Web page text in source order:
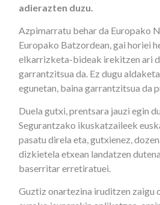
adierazten duzu.
Azpimarratu behar da Europako
Europako Batzordean, gai horiei
elkarrizketa-bideak irekitzen ari
garrantzitsua da. Ez dugu
egunetan, baina garrantzitsua da
Duela gutxi, prentsara jauzi egin
Segurantzako ikuskatzaileek
pasatu direla eta, gutxienez,
dizkietela etxean landatzen
baserritar erretiratuei.
Guztiz onartezina iruditzen zaigu